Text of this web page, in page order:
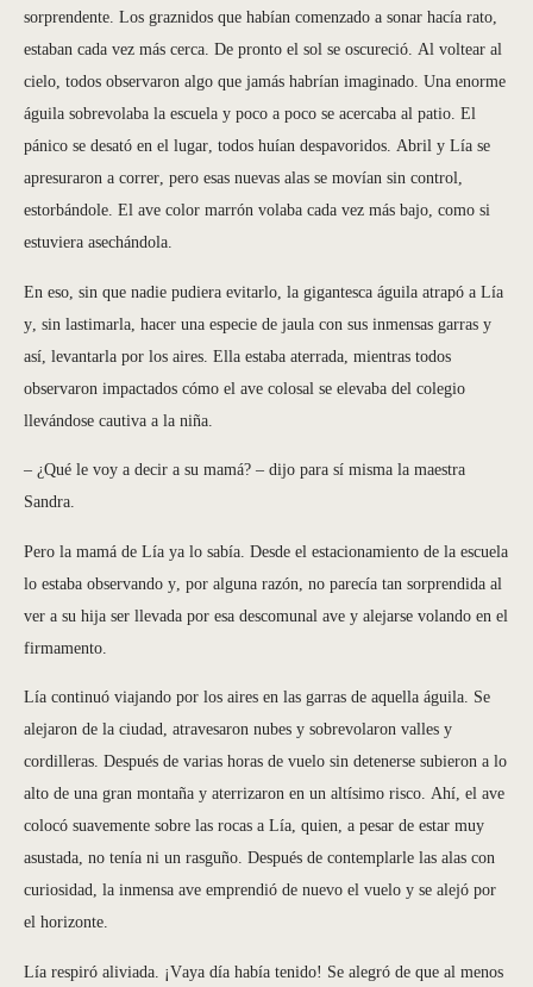
sorprendente. Los graznidos que habían comenzado a sonar hacía rato,
estaban cada vez más cerca. De pronto el sol se oscureció. Al voltear al
cielo, todos observaron algo que jamás habrían imaginado. Una enorme
águila sobrevolaba la escuela y poco a poco se acercaba al patio. El
pánico se desató en el lugar, todos huían despavoridos. Abril y Lía se
apresuraron a correr, pero esas nuevas alas se movían sin control,
estorbándole. El ave color marrón volaba cada vez más bajo, como si
estuviera asechándola.
En eso, sin que nadie pudiera evitarlo, la gigantesca águila atrapó a Lía
y, sin lastimarla, hacer una especie de jaula con sus inmensas garras y
así, levantarla por los aires. Ella estaba aterrada, mientras todos
observaron impactados cómo el ave colosal se elevaba del colegio
llevándose cautiva a la niña.
– ¿Qué le voy a decir a su mamá? – dijo para sí misma la maestra
Sandra.
Pero la mamá de Lía ya lo sabía. Desde el estacionamiento de la escuela
lo estaba observando y, por alguna razón, no parecía tan sorprendida al
ver a su hija ser llevada por esa descomunal ave y alejarse volando en el
firmamento.
Lía continuó viajando por los aires en las garras de aquella águila. Se
alejaron de la ciudad, atravesaron nubes y sobrevolaron valles y
cordilleras. Después de varias horas de vuelo sin detenerse subieron a lo
alto de una gran montaña y aterrizaron en un altísimo risco. Ahí, el ave
colocó suavemente sobre las rocas a Lía, quien, a pesar de estar muy
asustada, no tenía ni un rasguño. Después de contemplarle las alas con
curiosidad, la inmensa ave emprendió de nuevo el vuelo y se alejó por
el horizonte.
Lía respiró aliviada. ¡Vaya día había tenido! Se alegró de que al menos